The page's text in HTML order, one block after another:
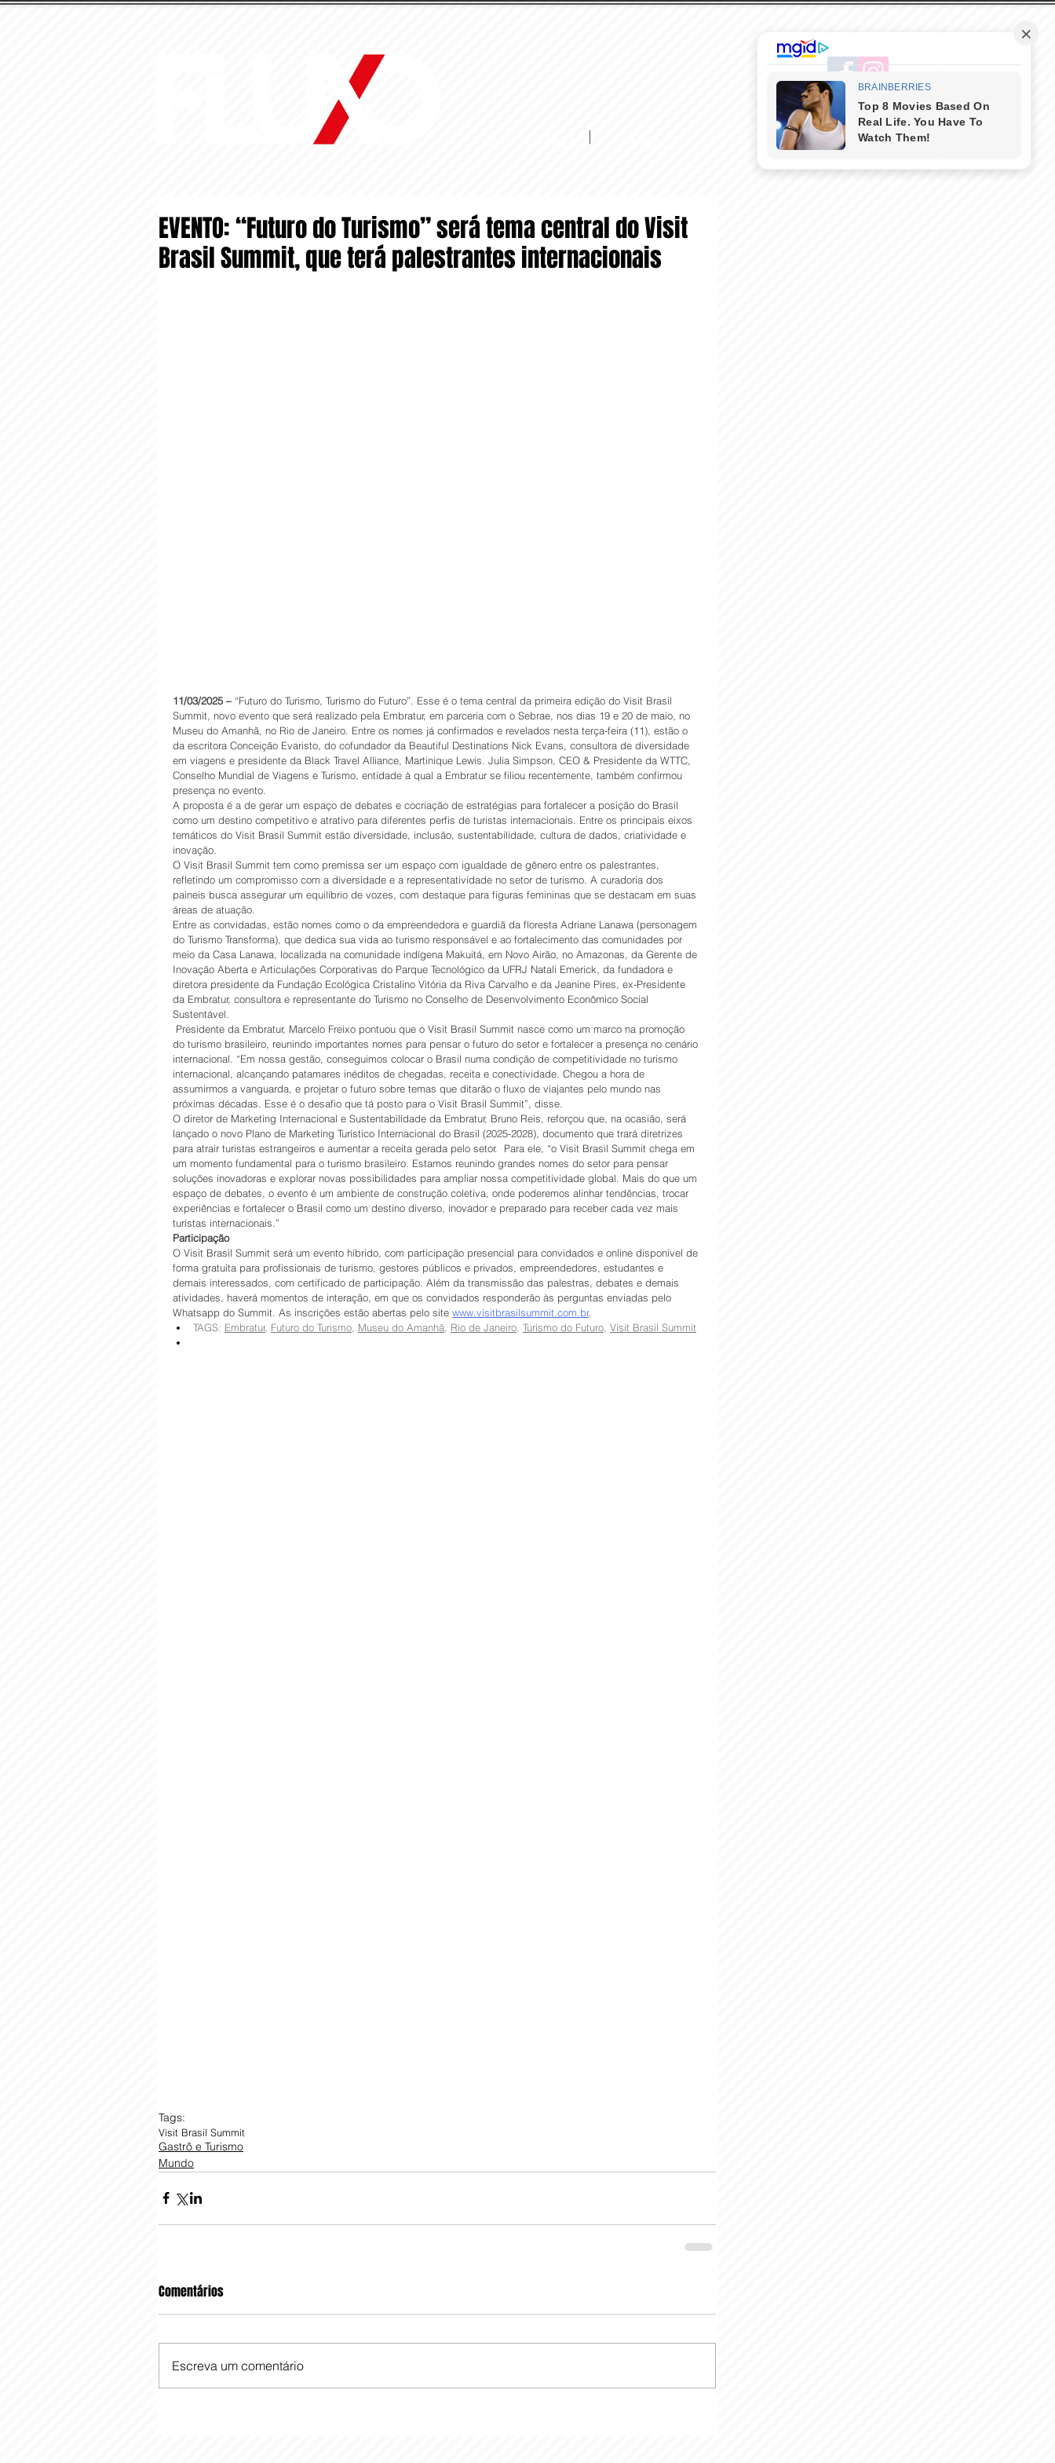
EVENTO: “Futuro do Turismo” será tema central do Visit
Brasil Summit, que terá palestrantes internacionais
11/03/2025 – “Futuro do Turismo, Turismo do Futuro”. Esse é o tema central da primeira edição do Visit Brasil
Summit, novo evento que será realizado pela Embratur, em parceria com o Sebrae, nos dias 19 e 20 de maio, no
Museu do Amanhã, no Rio de Janeiro. Entre os nomes já confirmados e revelados nesta terça-feira (11), estão o
da escritora Conceição Evaristo, do cofundador da Beautiful Destinations Nick Evans, consultora de diversidade
em viagens e presidente da Black Travel Alliance, Martinique Lewis. Julia Simpson, CEO & Presidente da WTTC,
Conselho Mundial de Viagens e Turismo, entidade à qual a Embratur se filiou recentemente, também confirmou
presença no evento.
A proposta é a de gerar um espaço de debates e cocriação de estratégias para fortalecer a posição do Brasil
como um destino competitivo e atrativo para diferentes perfis de turistas internacionais. Entre os principais eixos
temáticos do Visit Brasil Summit estão diversidade, inclusão, sustentabilidade, cultura de dados, criatividade e
inovação.
O Visit Brasil Summit tem como premissa ser um espaço com igualdade de gênero entre os palestrantes,
refletindo um compromisso com a diversidade e a representatividade no setor de turismo. A curadoria dos
paineis busca assegurar um equilíbrio de vozes, com destaque para figuras femininas que se destacam em suas
áreas de atuação.
Entre as convidadas, estão nomes como o da empreendedora e guardiã da floresta Adriane Lanawa (personagem
do Turismo Transforma), que dedica sua vida ao turismo responsável e ao fortalecimento das comunidades por
meio da Casa Lanawa, localizada na comunidade indígena Makuitá, em Novo Airão, no Amazonas, da Gerente de
Inovação Aberta e Articulações Corporativas do Parque Tecnológico da UFRJ Natali Emerick, da fundadora e
diretora presidente da Fundação Ecológica Cristalino Vitória da Riva Carvalho e da Jeanine Pires, ex-Presidente
da Embratur, consultora e representante do Turismo no Conselho de Desenvolvimento Econômico Social
Sustentável.
Presidente da Embratur, Marcelo Freixo pontuou que o Visit Brasil Summit nasce como um marco na promoção
do turismo brasileiro, reunindo importantes nomes para pensar o futuro do setor e fortalecer a presença no cenário
internacional. “Em nossa gestão, conseguimos colocar o Brasil numa condição de competitividade no turismo
internacional, alcançando patamares inéditos de chegadas, receita e conectividade. Chegou a hora de
assumirmos a vanguarda, e projetar o futuro sobre temas que ditarão o fluxo de viajantes pelo mundo nas
próximas décadas. Esse é o desafio que tá posto para o Visit Brasil Summit”, disse.
O diretor de Marketing Internacional e Sustentabilidade da Embratur, Bruno Reis, reforçou que, na ocasião, será
lançado o novo Plano de Marketing Turístico Internacional do Brasil (2025-2028), documento que trará diretrizes
para atrair turistas estrangeiros e aumentar a receita gerada pelo setor.  Para ele, “o Visit Brasil Summit chega em
um momento fundamental para o turismo brasileiro. Estamos reunindo grandes nomes do setor para pensar
soluções inovadoras e explorar novas possibilidades para ampliar nossa competitividade global. Mais do que um
espaço de debates, o evento é um ambiente de construção coletiva, onde poderemos alinhar tendências, trocar
experiências e fortalecer o Brasil como um destino diverso, inovador e preparado para receber cada vez mais
turistas internacionais.”
Participação
O Visit Brasil Summit será um evento híbrido, com participação presencial para convidados e online disponível de
forma gratuita para profissionais de turismo, gestores públicos e privados, empreendedores, estudantes e
demais interessados, com certificado de participação. Além da transmissão das palestras, debates e demais
atividades, haverá momentos de interação, em que os convidados responderão às perguntas enviadas pelo
Whatsapp do Summit. As inscrições estão abertas pelo site www.visitbrasilsummit.com.br
TAGS: Embratur Futuro do Turismo Museu do Amanhã Rio de Janeiro Turismo do Futuro Visit Brasil Summit
Tags:
Visit Brasil Summit
Gastrô e Turismo
Mundo
Comentários
Escreva um comentário